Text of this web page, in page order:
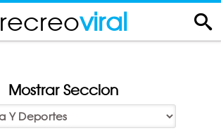
recreoviral
Mostrar Seccion